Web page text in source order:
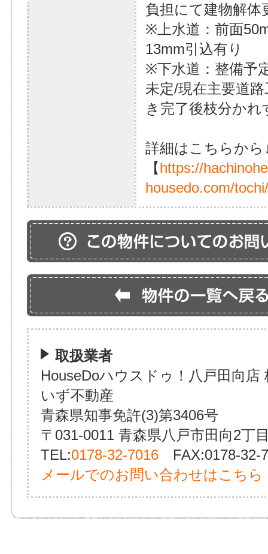
負担にて建物解体
※上水道：前面
13mm引込有り
※下水道：整備予
未定/現在主要道
き完了後枝分かれ
詳細はこちらから
【https://
housedo.com/
取扱業者
HouseDoハウスドゥ！八戸田向店
いず不動産
青森県知事免許(3)第3406号
〒031-0011 青森県八戸市田向2丁
TEL:0178-32-7016 FAX:0178-32-
メールでのお問い合わせはこちら